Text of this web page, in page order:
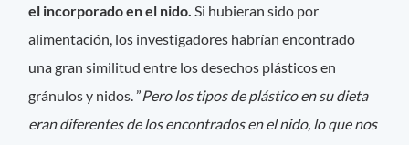
el incorporado en el nido. Si hubieran sido por
alimentación, los investigadores habrían encontrado
una gran similitud entre los desechos plásticos en
gránulos y nidos. ”Pero los tipos de plástico en su dieta
eran diferentes de los encontrados en el nido, lo que nos